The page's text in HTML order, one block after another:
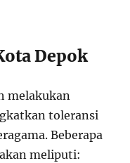
Depok
melakukan
toleransi
Beberapa
meliputi: